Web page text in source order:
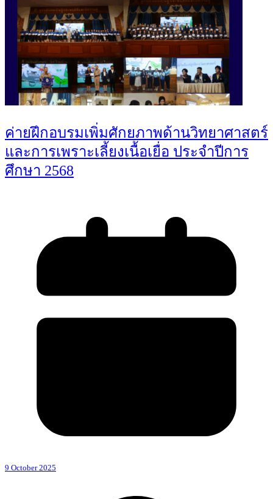
ค่ายฝึกอบรมเพิ่มศักยภาพด้านวิทยาศาสตร์
และการเพราะเลี้ยงเนื้อเยื่อ ประจำปีการ
ศึกษา 2568
9 October 2025